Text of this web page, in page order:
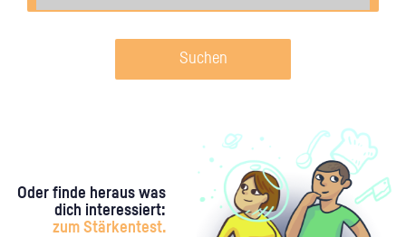
Suchen
Oder finde heraus was
dich interessiert:
zum Stärkentest.